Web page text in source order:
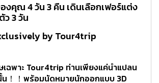
งคุณ 4 วัน 3 คืน เดินเลือกเฟอร์แต่ง
3 วัน
by Tour4trip
เฉพาะ Tour4trip ท่านเพียงแค่นำแปลน
น！！พร้อมนัดหมายนักออกแบบ 3D